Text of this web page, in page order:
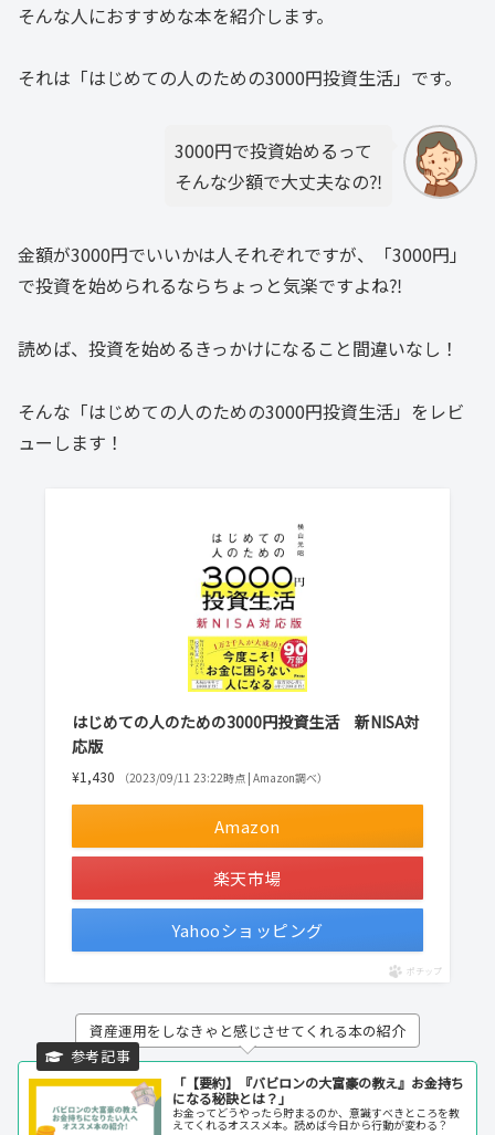
そんな人におすすめな本を紹介します。
それは「はじめての人のための3000円投資生活」です。
3000円で投資始めるって
そんな少額で大丈夫なの⁈
金額が3000円でいいかは人それぞれですが、「3000円」
で投資を始められるならちょっと気楽ですよね⁈
読めば、投資を始めるきっかけになること間違いなし！
そんな「はじめての人のための3000円投資生活」をレビ
ューします！
はじめての人のための3000円投資生活 新NISA対
応版
¥1,430 （2023/09/11 23:22時点 | Amazon調べ）
Amazon
楽天市場
Yahooショッピング
ポチップ
資産運用をしなきゃと感じさせてくれる本の紹介
「【要約】『バビロンの大富豪の教え』お金持ち
になる秘訣とは？」
お金ってどうやったら貯まるのか、意識すべきところを教
えてくれるオススメ本。読めば今日から行動が変わる？